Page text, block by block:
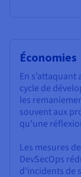
Économies
En
cycle de
les
souvent aux
qu’une
Les mesures
DevSecOps
d'incidents de